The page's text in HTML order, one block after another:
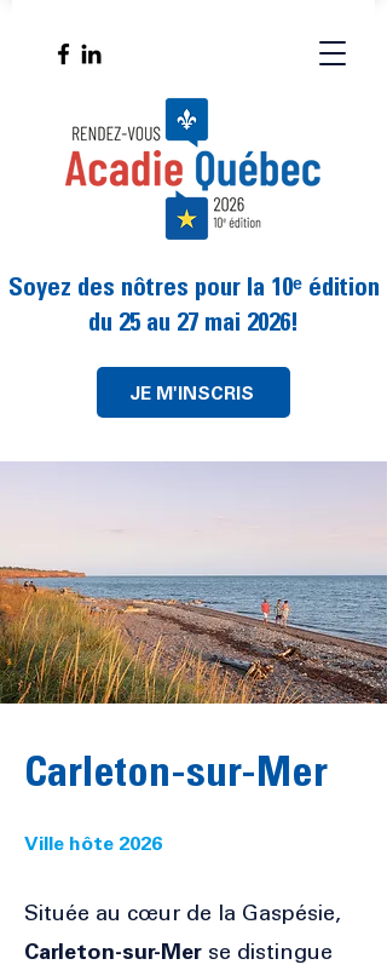
JE M'INSCRIS
Soyez des nôtres pour la 10ᵉ édition
du 25 au 27 mai 2026!
Carleton-sur-Mer
Ville hôte 2026
Située au cœur de la Gaspésie,
Carleton-sur-Mer se distingue